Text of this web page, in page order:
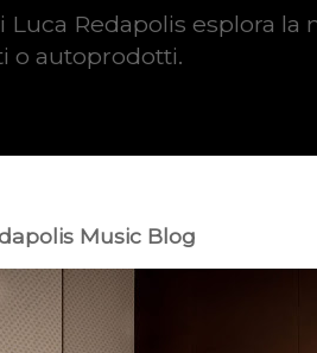
Redapolis esplora
o autoprodotti.
Music Blog